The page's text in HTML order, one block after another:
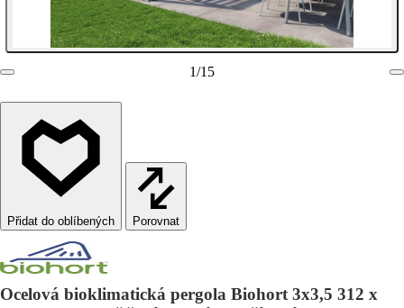
1/15
Porovnat
Ocelová bioklimatická pergola Biohort 3x3,5 312 x